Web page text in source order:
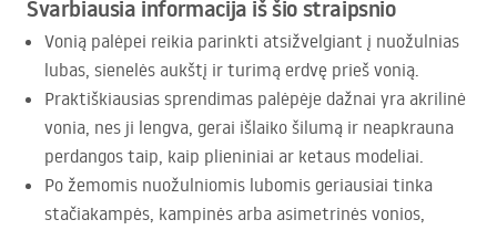
Svarbiausia informacija iš šio straipsnio
Vonią palėpei reikia parinkti atsižvelgiant į nuožulnias
lubas, sienelės aukštį ir turimą erdvę prieš vonią.
Praktiškiausias sprendimas palėpėje dažnai yra akrilinė
vonia, nes ji lengva, gerai išlaiko šilumą ir neapkrauna
perdangos taip, kaip plieniniai ar ketaus modeliai.
Po žemomis nuožulniomis lubomis geriausiai tinka
stačiakampės, kampinės arba asimetrinės vonios,